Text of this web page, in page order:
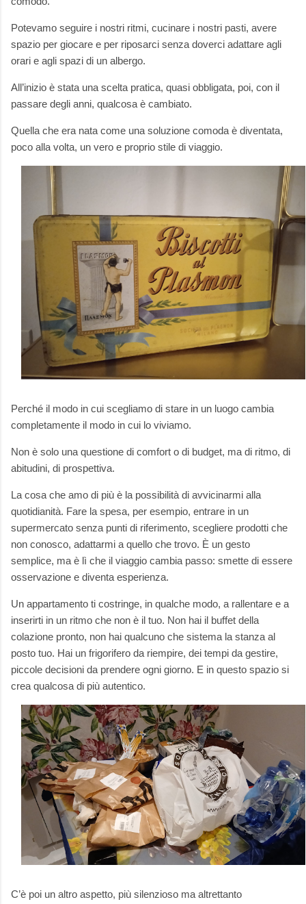
Potevamo seguire i nostri ritmi, cucinare i nostri pasti, avere
spazio per giocare e per riposarci senza doverci adattare agli
orari e agli spazi di un albergo.
All’inizio è stata una scelta pratica, quasi obbligata, poi, con il
passare degli anni, qualcosa è cambiato.
Quella che era nata come una soluzione comoda è diventata,
poco alla volta, un vero e proprio stile di viaggio.
Perché il modo in cui scegliamo di stare in un luogo cambia
completamente il modo in cui lo viviamo.
Non è solo una questione di comfort o di budget, ma di ritmo, di
abitudini, di prospettiva.
La cosa che amo di più è la possibilità di avvicinarmi alla
quotidianità. Fare la spesa, per esempio, entrare in un
supermercato senza punti di riferimento, scegliere prodotti che
non conosco, adattarmi a quello che trovo. È un gesto
semplice, ma è lì che il viaggio cambia passo: smette di essere
osservazione e diventa esperienza.
Un appartamento ti costringe, in qualche modo, a rallentare e a
inserirti in un ritmo che non è il tuo. Non hai il buffet della
colazione pronto, non hai qualcuno che sistema la stanza al
posto tuo. Hai un frigorifero da riempire, dei tempi da gestire,
piccole decisioni da prendere ogni giorno. E in questo spazio si
crea qualcosa di più autentico.
C’è poi un altro aspetto, più silenzioso ma altrettanto